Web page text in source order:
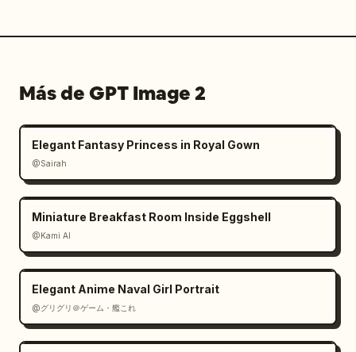
Más de GPT Image 2
Elegant Fantasy Princess in Royal Gown
@Sairah
Miniature Breakfast Room Inside Eggshell
@Kami AI
Elegant Anime Naval Girl Portrait
@グリグリ＠ゲーム・艦これ